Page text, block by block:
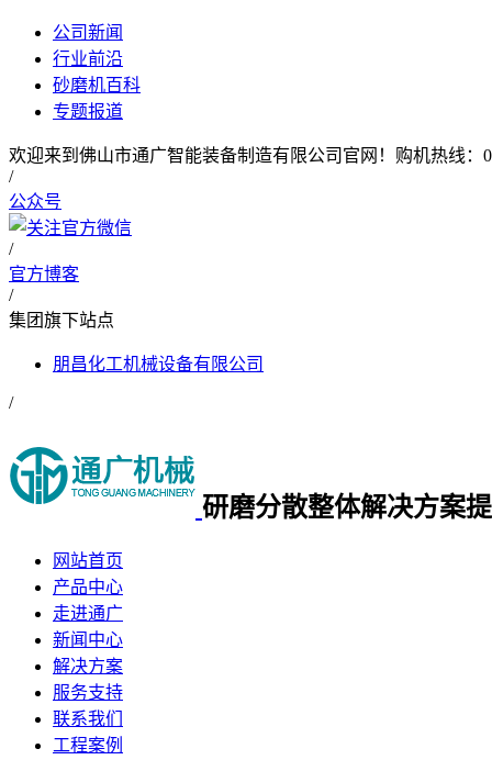
公司新闻
行业前沿
砂磨机百科
专题报道
欢迎来到佛山市通广智能装备制造有限公司官网！购机热线：
/
公众号
/
官方博客
/
集团旗下站点
朋昌化工机械设备有限公司
/
研磨分散整体解决方案
网站首页
产品中心
走进通广
新闻中心
解决方案
服务支持
联系我们
工程案例